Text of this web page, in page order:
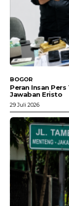
BOGOR
Peran Insan
Jawaban Eristo
29 Juli 2026